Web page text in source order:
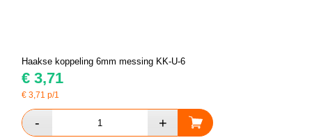
Haakse koppeling 6mm messing KK-U-6
€ 3,71
€3,71 p/1